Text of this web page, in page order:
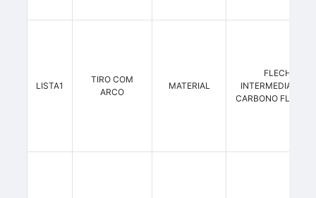
LISTA1
TIRO COM
ARCO
MATERIAL
FLECHAS
INTERMEDIÁRIAS
CARBONO